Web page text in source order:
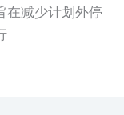
在减少计划外停